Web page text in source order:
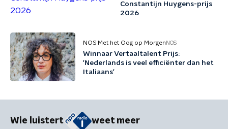
Constantijn Huygens-prijs
2026
NOS Met het Oog op Morgen NOS
Winnaar Vertaaltalent Prijs:
'Nederlands is veel efficiënter dan het
Italiaans'
Wie luistert weet meer